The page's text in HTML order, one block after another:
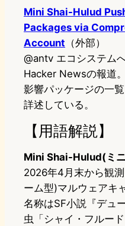
Mini Shai-Hulud
Packages via
Account （外部）
@antv エコシステム
Hacker Newsの報道
影響パッケージの一
詳述している。
【用語解説】
Mini Shai-Hulud(ミ
2026年4月末から観
ーム型)マルウェアキ
名称はSF小説『デュ
虫「シャイ・フルー